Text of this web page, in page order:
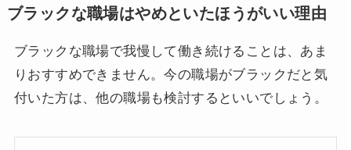
ブラックな職場はやめといたほうがいい理由
ブラックな職場で我慢して働き続けることは、あま
りおすすめできません。今の職場がブラックだと気
付いた方は、他の職場も検討するといいでしょう。